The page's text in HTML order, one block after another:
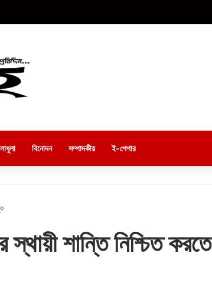
বিনোদন সম্পাদকীয় ই-পেপার
স্থায়ী শান্তি নিশ্চিত করতে